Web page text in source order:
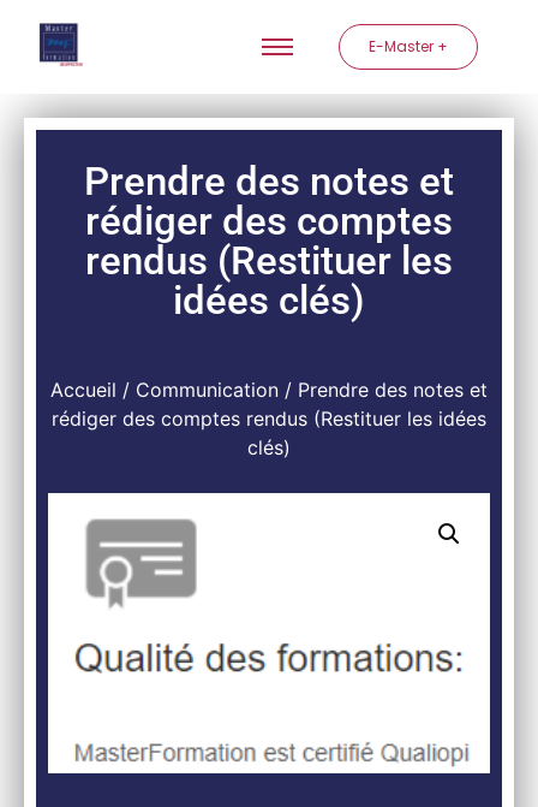
E-Master +
Prendre des notes et
rédiger des comptes
rendus (Restituer les
idées clés)
Accueil / Communication / Prendre des notes et
rédiger des comptes rendus (Restituer les idées
clés)